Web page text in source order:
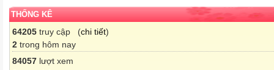
THỐNG KÊ
64205 truy cập (chi tiết)
2 trong hôm nay
84057 lượt xem